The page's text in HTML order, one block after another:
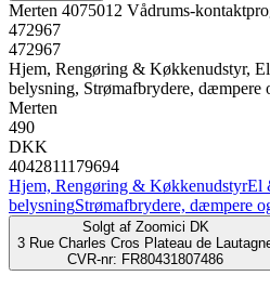
Merten 4075012 Vådrums-
472967
472967
Hjem, Rengøring & Køkkenudstyr,
belysning, Strømafbrydere, dæmpere
Merten
490
DKK
4042811179694
Hjem, Rengøring & KøkkenudstyrEl
belysningStrømafbrydere, dæmpere
Solgt af Zoomici DK
3 Rue Charles Cros Plateau de
CVR-nr: FR80431807486